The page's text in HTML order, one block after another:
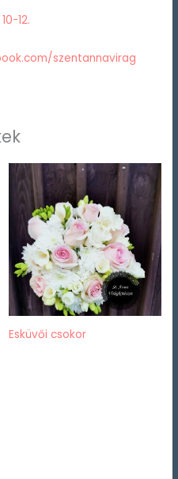
12.
szentannavirag
Esküvői csokor